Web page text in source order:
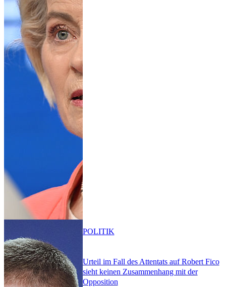
Urteil im Fall des Attentats auf Robert Fico
sieht keinen Zusammenhang mit der
Opposition
POLITIK